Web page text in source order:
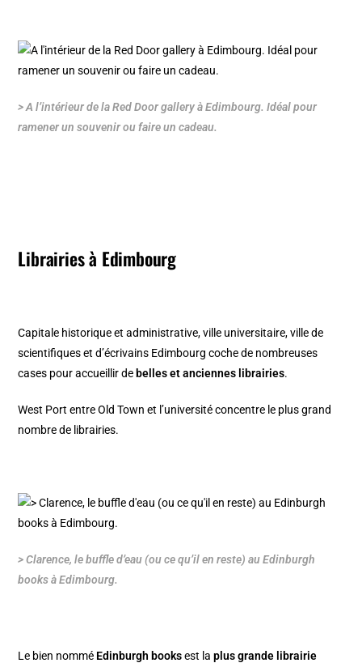
> A l’intérieur de la Red Door gallery à Edimbourg. Idéal pour
ramener un souvenir ou faire un cadeau.
Librairies à Edimbourg
Capitale historique et administrative, ville universitaire, ville de
scientifiques et d’écrivains Edimbourg coche de nombreuses
cases pour accueillir de belles et anciennes librairies.
West Port entreOld Town et l’université concentre le plus grand
nombre de librairies.
> Clarence, le buffle d’eau (ou ce qu’il en reste) au Edinburgh
books à Edimbourg.
Le bien nommé Edinburgh booksest laplus grande librairie